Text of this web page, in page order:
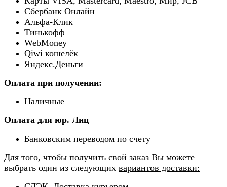
Сбербанк Онлайн
Альфа-Клик
Тинькофф
WebMoney
Qiwi кошелёк
Яндекс.Деньги
Оплата при получении:
Наличные
Оплата для юр. Лиц
Банковским переводом по счету
Для того, чтобы получить свой заказ Вы можете
выбрать один из следующих вариантов доставки: